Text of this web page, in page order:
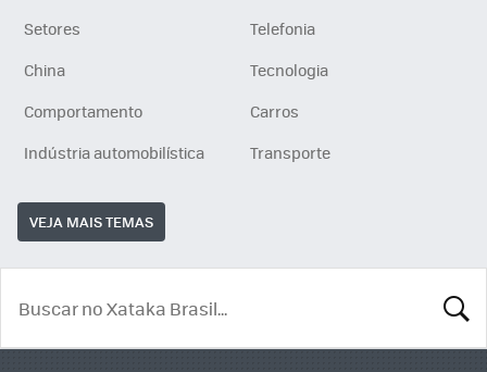
Setores
Telefonia
China
Tecnologia
Comportamento
Carros
Indústria automobilística
Transporte
VEJA MAIS TEMAS